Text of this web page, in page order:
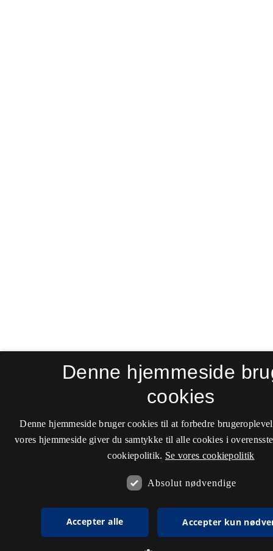
Denne hjemmeside
cookies
Denne hjemmeside bruger cookies til at forbedre
vores hjemmeside giver du samtykke til alle cookies i
cookiepolitik. Se vores cookiepolitik
Absolut nødvendige
Accepter alle Accepter kun